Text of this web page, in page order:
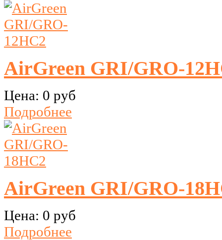
AirGreen GRI/GRO-
Цена: 0 руб
Подробнее
AirGreen GRI/GRO-
Цена: 0 руб
Подробнее